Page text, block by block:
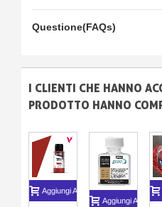
Questione(FAQs)
I CLIENTI CHE HANNO
PRODOTTO HANNO
Aggiungi Al Carrello
Aggiungi Al